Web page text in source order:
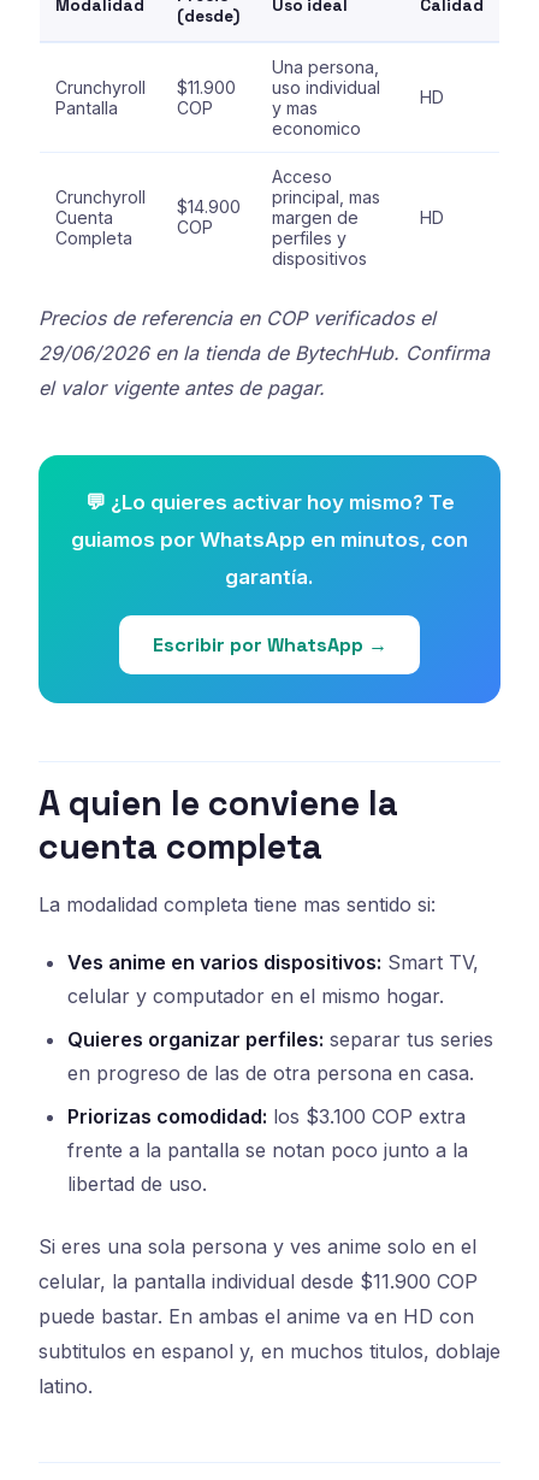
Modalidad
(desde)
Uso ideal Calidad
Crunchyroll
Pantalla
$11.900
COP
Una persona,
uso individual
y mas
economico
HD
Crunchyroll
Cuenta
Completa
$14.900
COP
Acceso
principal, mas
margen de
perfiles y
dispositivos
HD
Precios de referencia en COP verificados el
29/06/2026 en la tienda de BytechHub. Confirma
el valor vigente antes de pagar.
💬 ¿Lo quieres activar hoy mismo? Te
guiamos por WhatsApp en minutos, con
garantía.
Escribir por WhatsApp →
A quien le conviene la
cuenta completa
La modalidad completa tiene mas sentido si:
Ves anime en varios dispositivos: Smart TV,
celular y computador en el mismo hogar.
Quieres organizar perfiles: separar tus series
en progreso de las de otra persona en casa.
Priorizas comodidad: los $3.100 COP extra
frente a la pantalla se notan poco junto a la
libertad de uso.
Si eres una sola persona y ves anime solo en el
celular, la pantalla individual desde $11.900 COP
puede bastar. En ambas el anime va en HD con
subtitulos en espanol y, en muchos titulos, doblaje
latino.